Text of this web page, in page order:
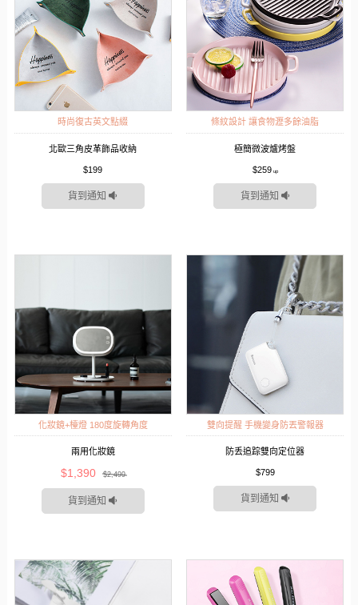
時尚復古英文點綴
北歐三角皮革飾品收納
$199
貨到通知
條紋設計 讓食物瀝多餘油脂
極簡微波爐烤盤
$259
貨到通知
化妝鏡+檯燈 180度旋轉角度
兩用化妝鏡
$1,390 $2,499
貨到通知
雙向提醒 手機變身防丟警報器
防丢追踪雙向定位器
$799
貨到通知